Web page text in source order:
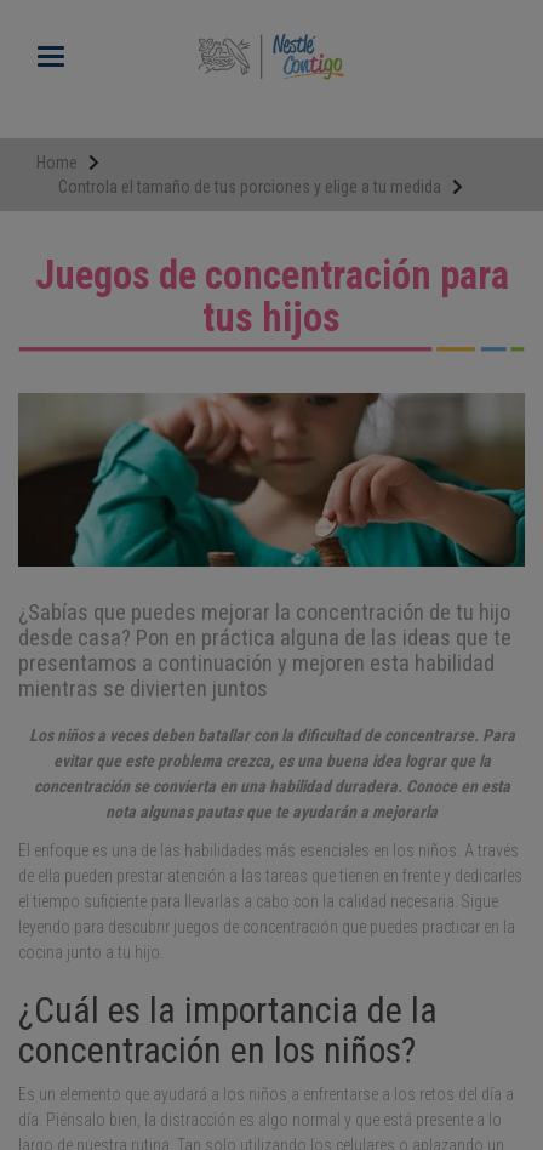
contenidoToggle navigation
Home
Controla el tamaño de tus porciones y elige a tu medida
Juegos de concentración para
tus hijos
¿Sabías que puedes mejorar la concentración de tu hijo
desde casa? Pon en práctica alguna de las ideas que te
presentamos a continuación y mejoren esta habilidad
mientras se divierten juntos
Los niños a veces deben batallar con la dificultad de concentrarse. Para
evitar que este problema crezca, es una buena idea lograr que la
concentración se convierta en una habilidad duradera. Conoce en esta
nota algunas pautas que te ayudarán a mejorarla
El enfoque es una de las habilidades más esenciales en los niños. A través
de ella pueden prestar atención a las tareas que tienen en frente y dedicarles
el tiempo suficiente para llevarlas a cabo con la calidad necesaria. Sigue
leyendo para descubrir juegos de concentración que puedes practicar en la
cocina junto a tu hijo.
¿Cuál es la importancia de la
concentración en los niños?
Es un elemento que ayudará a los niños a enfrentarse a los retos del día a
día. Piénsalo bien, la distracción es algo normal y que está presente a lo
largo de nuestra rutina. Tan solo utilizando los celulares o aplazando un